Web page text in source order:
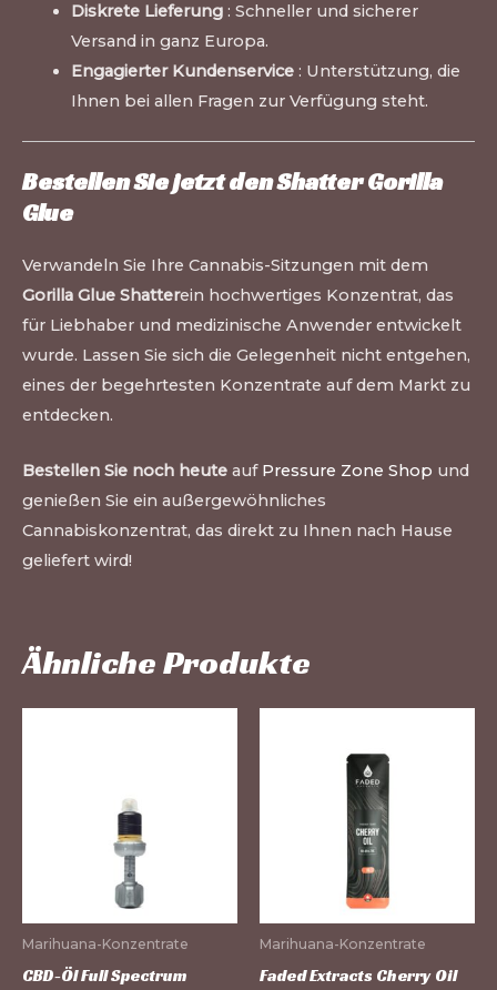
Diskrete Lieferung: Schneller und sicherer
Versand in ganz Europa.
Engagierter Kundenservice: Unterstützung, die
Ihnen bei allen Fragen zur Verfügung steht.
Bestellen Sie jetzt den Shatter Gorilla
Glue
Verwandeln Sie Ihre Cannabis-Sitzungen mit dem
Gorilla Glue Shatterein hochwertiges Konzentrat, das
für Liebhaber und medizinische Anwender entwickelt
wurde. Lassen Sie sich die Gelegenheit nicht entgehen,
eines der begehrtesten Konzentrate auf dem Markt zu
entdecken.
Bestellen Sie noch heute auf Pressure Zone Shop und
genießen Sie ein außergewöhnliches
Cannabiskonzentrat, das direkt zu Ihnen nach Hause
geliefert wird!
Ähnliche Produkte
Marihuana-Konzentrate
CBD-Öl Full Spectrum
Marihuana-Konzentrate
Faded Extracts Cherry Oil